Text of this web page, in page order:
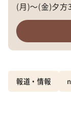
(月)～(金)夕方
報道・情報